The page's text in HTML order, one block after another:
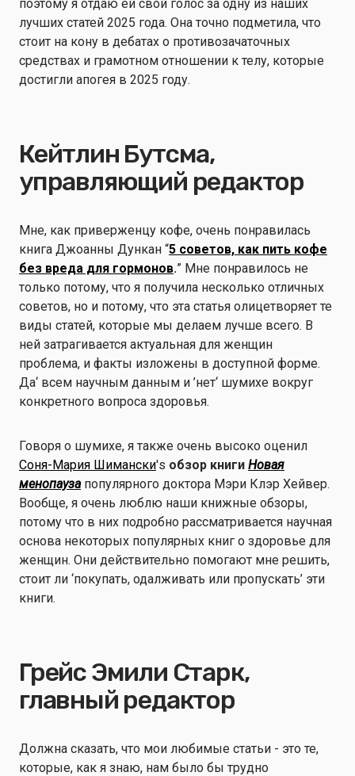
поэтому я отдаю ей свой голос за одну из наших
лучших статей 2025 года. Она точно подметила, что
стоит на кону в дебатах о противозачаточных
средствах и грамотном отношении к телу, которые
достигли апогея в 2025 году.
Кейтлин Бутсма,
управляющий редактор
Мне, как приверженцу кофе, очень понравилась
книга Джоанны Дункан “5 советов, как пить кофе
без вреда для гормонов.” Мне понравилось не
только потому, что я получила несколько отличных
советов, но и потому, что эта статья олицетворяет те
виды статей, которые мы делаем лучше всего. В
ней затрагивается актуальная для женщин
проблема, и факты изложены в доступной форме.
Да‘ всем научным данным и ’нет‘ шумихе вокруг
конкретного вопроса здоровья.
Говоря о шумихе, я также очень высоко оценил
Соня-Мария Шимански's обзор книги Новая
менопаузапопулярного доктора Мэри Клэр Хейвер.
Вообще, я очень люблю наши книжные обзоры,
потому что в них подробно рассматривается научная
основа некоторых популярных книг о здоровье для
женщин. Они действительно помогают мне решить,
стоит ли ‘покупать, одалживать или пропускать’ эти
книги.
Грейс Эмили Старк,
главный редактор
Должна сказать, что мои любимые статьи - это те,
которые, как я знаю, нам было бы трудно